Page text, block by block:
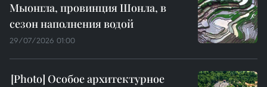
Мыонгла, провинция Шонла, в
сезон наполнения водой
29/07/2026 01:00
Особое архитектурное